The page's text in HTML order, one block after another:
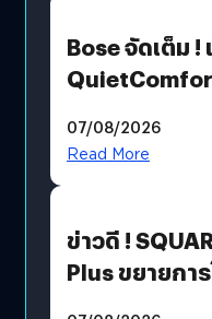
Bose จัดเต็ม !
07/08/2026
Read More
ข่าวดี !
Plus ขยายกา